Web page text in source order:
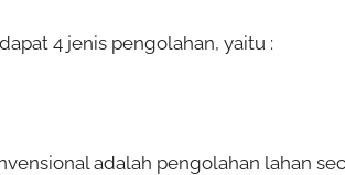
4 jenis pengolahan, yaitu :
adalah pengolahan lahan